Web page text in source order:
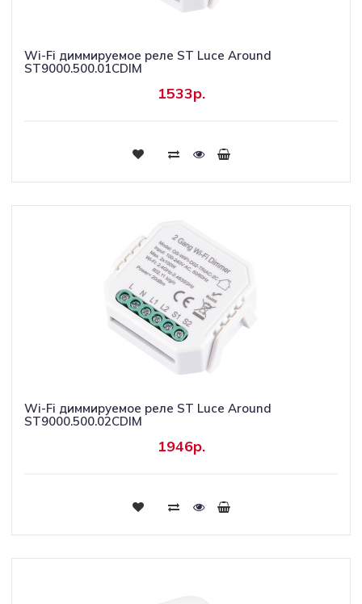
Wi-Fi диммируемое реле ST Luce Around
ST9000.500.01CDIM
1533р.
Купить
Wi-Fi диммируемое реле ST Luce Around
ST9000.500.02CDIM
1946р.
Купить